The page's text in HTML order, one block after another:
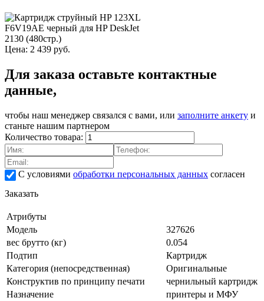
Цена: 2 439 руб.
Для заказа оставьте контактные
данные,
чтобы наш менеджер связался с вами, или заполните анкету и
станьте нашим партнером
Количество товара:
С условиями обработки персональных данных согласен
Заказать
Атрибуты
Модель
327626
вес брутто (кг)
0.054
Подтип
Картридж
Категория (непосредственная)
Оригинальные
Конструктив по принципу печати
чернильный картридж
Назначение
принтеры и МФУ